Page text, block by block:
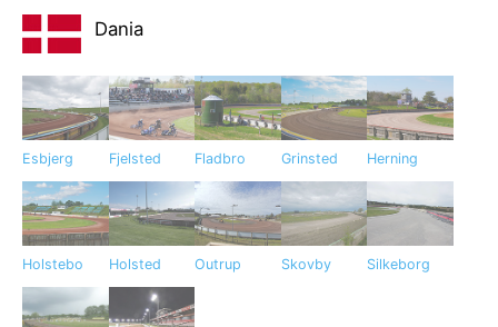
Dania
Esbjerg Fjelsted Fladbro Grinsted Herning
Holstebo Holsted Outrup Skovby Silkeborg